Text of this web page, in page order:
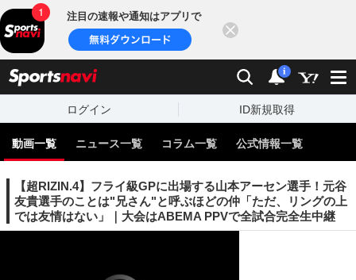
注目の速報や通知はアプリで
検索 通知
i
ログイン ID新規取得
動画一覧 ニュース一覧 コラム一覧 公式情報一覧
【超RIZIN.4】フライ級GPに出場する山本アーセン選手！元谷
友貴選手のことは"兄さん"と呼ぶほどの仲「ただ、リングの上
では友情はない」｜大会はABEMA PPVで全試合完全生中継